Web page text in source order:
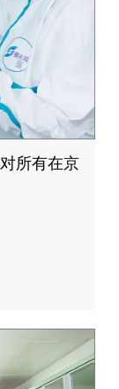
所有在京